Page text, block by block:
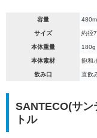
容量
サイズ 約径
本体重量 180g
本体素材 飽和
飲み口 直飲
SANTECO(サン
トル